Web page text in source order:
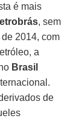
é mais
, sem
2014, com
a
Brasil
de